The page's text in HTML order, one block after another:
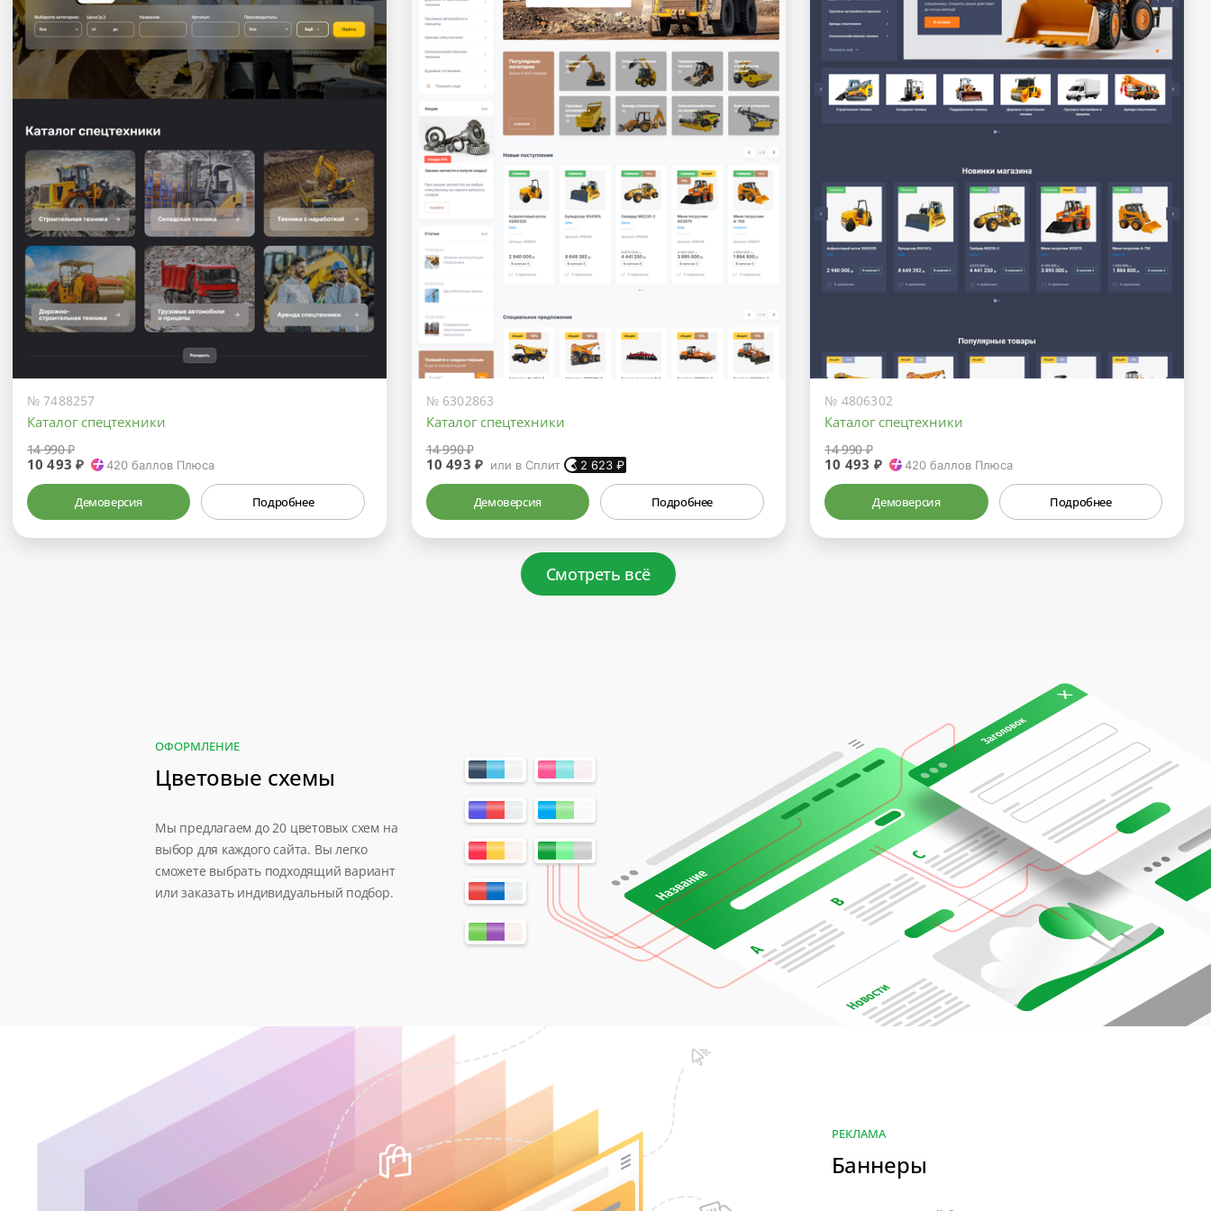
№ 7488257
Каталог спецтехники
14 990 ₽
10 493 ₽ 420 баллов Плюса
Демоверсия Подробнее
№ 6302863
Каталог спецтехники
14 990 ₽
10 493 ₽ или в Сплит 2 623 ₽
Демоверсия Подробнее
№ 4806302
Каталог спецтехники
14 990 ₽
10 493 ₽ 420баллов Плюса
Демоверсия Подробнее
Смотреть всё
ОФОРМЛЕНИЕ
Цветовые схемы
Мы предлагаем до 20 цветовых схем на
выбор для каждого сайта. Вы легко
сможете выбрать подходящий вариант
или заказать индивидуальный подбор.
РЕКЛАМА
Баннеры